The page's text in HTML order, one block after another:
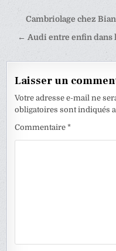
Navigation
de
Cambriolage chez
← Audi entre enfin dans
Laisser un
Votre adresse e-mail ne
obligatoires sont indiqués
Commentaire*